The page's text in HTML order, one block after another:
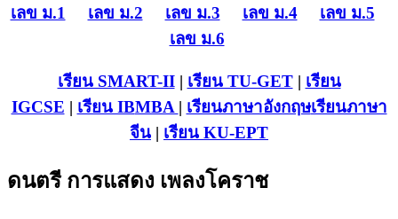
เลข ม.1 เลข ม.2 เลข ม.3 เลข ม.4
เลข ม.5
เลข ม.6
เรียน SMART-II| เรียน TU-GET| เรียน
IGCSE | เรียน IBMBA | เรียนภาษาอังกฤษเรียนภาษา
จีน | เรียน KU-EPT
ดนตรี การแสดง เพลงโคราช